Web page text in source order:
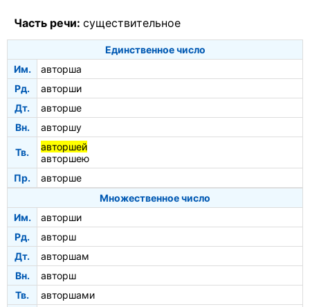
Часть речи: существительное
Единственное число
Им.
авторша
Рд.
авторши
Дт.
авторше
Вн.
авторшу
Тв.
авторшей
авторшею
Пр.
авторше
Множественное число
Им.
авторши
Рд.
авторш
Дт.
авторшам
Вн.
авторш
Тв.
авторшами